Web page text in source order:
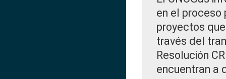
en el proceso
proyectos
través del
Resolución
encuentran a